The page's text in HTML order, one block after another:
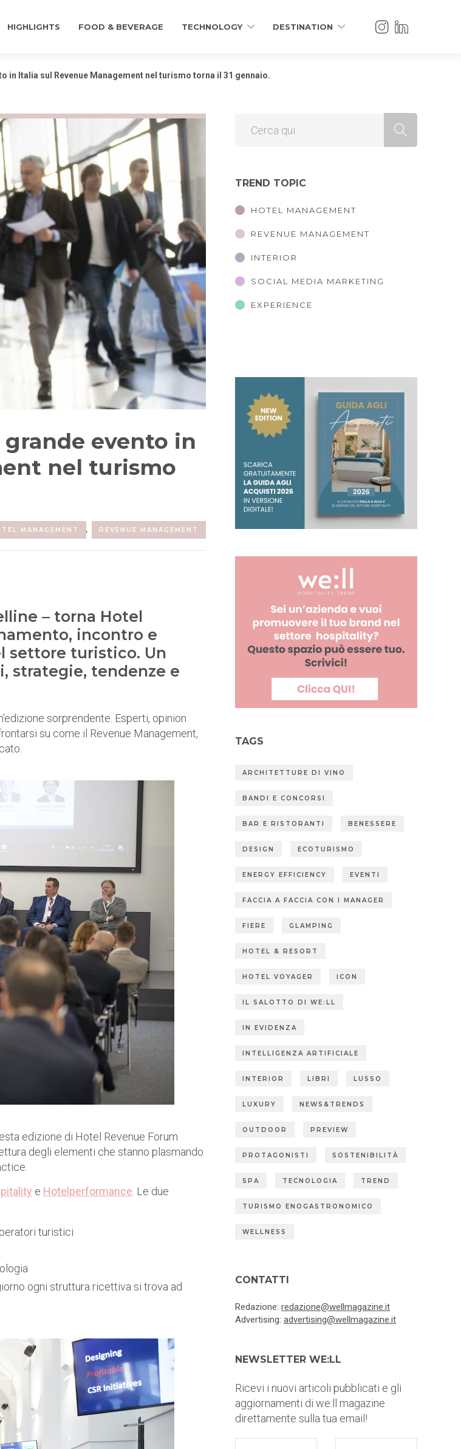
HIGHLIGHTS FOOD & BEVERAGE TECHNOLOGY DESTINATION
in Italia sul Revenue Management nel turismo torna il 31 gennaio.
evento in
nel turismo
MANAGEMENT , REVENUE MANAGEMENT
– torna Hotel
incontro e
settore turistico. Un
strategie, tendenze e
sorprendente. Esperti, opinion
su come il Revenue Management,
edizione di Hotel Revenue Forum
degli elementi che stanno plasmando
e Hotelperformance. Le due
turistici
ogni struttura ricettiva si trova ad
TREND TOPIC
HOTEL MANAGEMENT
REVENUE MANAGEMENT
INTERIOR
SOCIAL MEDIA MARKETING
EXPERIENCE
TAGS
ARCHITETTURE DI VINO
BANDI E CONCORSI
BAR E RISTORANTI BENESSERE
DESIGN ECOTURISMO
ENERGY EFFICIENCY EVENTI
FACCIA A FACCIA CON I MANAGER
FIERE GLAMPING
HOTEL & RESORT
HOTEL VOYAGER ICON
IL SALOTTO DI WE:LL
IN EVIDENZA
INTELLIGENZA ARTIFICIALE
INTERIOR LIBRI LUSSO
LUXURY NEWS&TRENDS
OUTDOOR PREVIEW
PROTAGONISTI SOSTENIBILITÀ
SPA TECNOLOGIA TREND
TURISMO ENOGASTRONOMICO
WELLNESS
CONTATTI
Redazione: redazione@wellmagazine.it
Advertising: advertising@wellmagazine.it
NEWSLETTER WE:LL
Ricevi i nuovi articoli pubblicati e gli
aggiornamenti di we:ll magazine
direttamente sulla tua email!